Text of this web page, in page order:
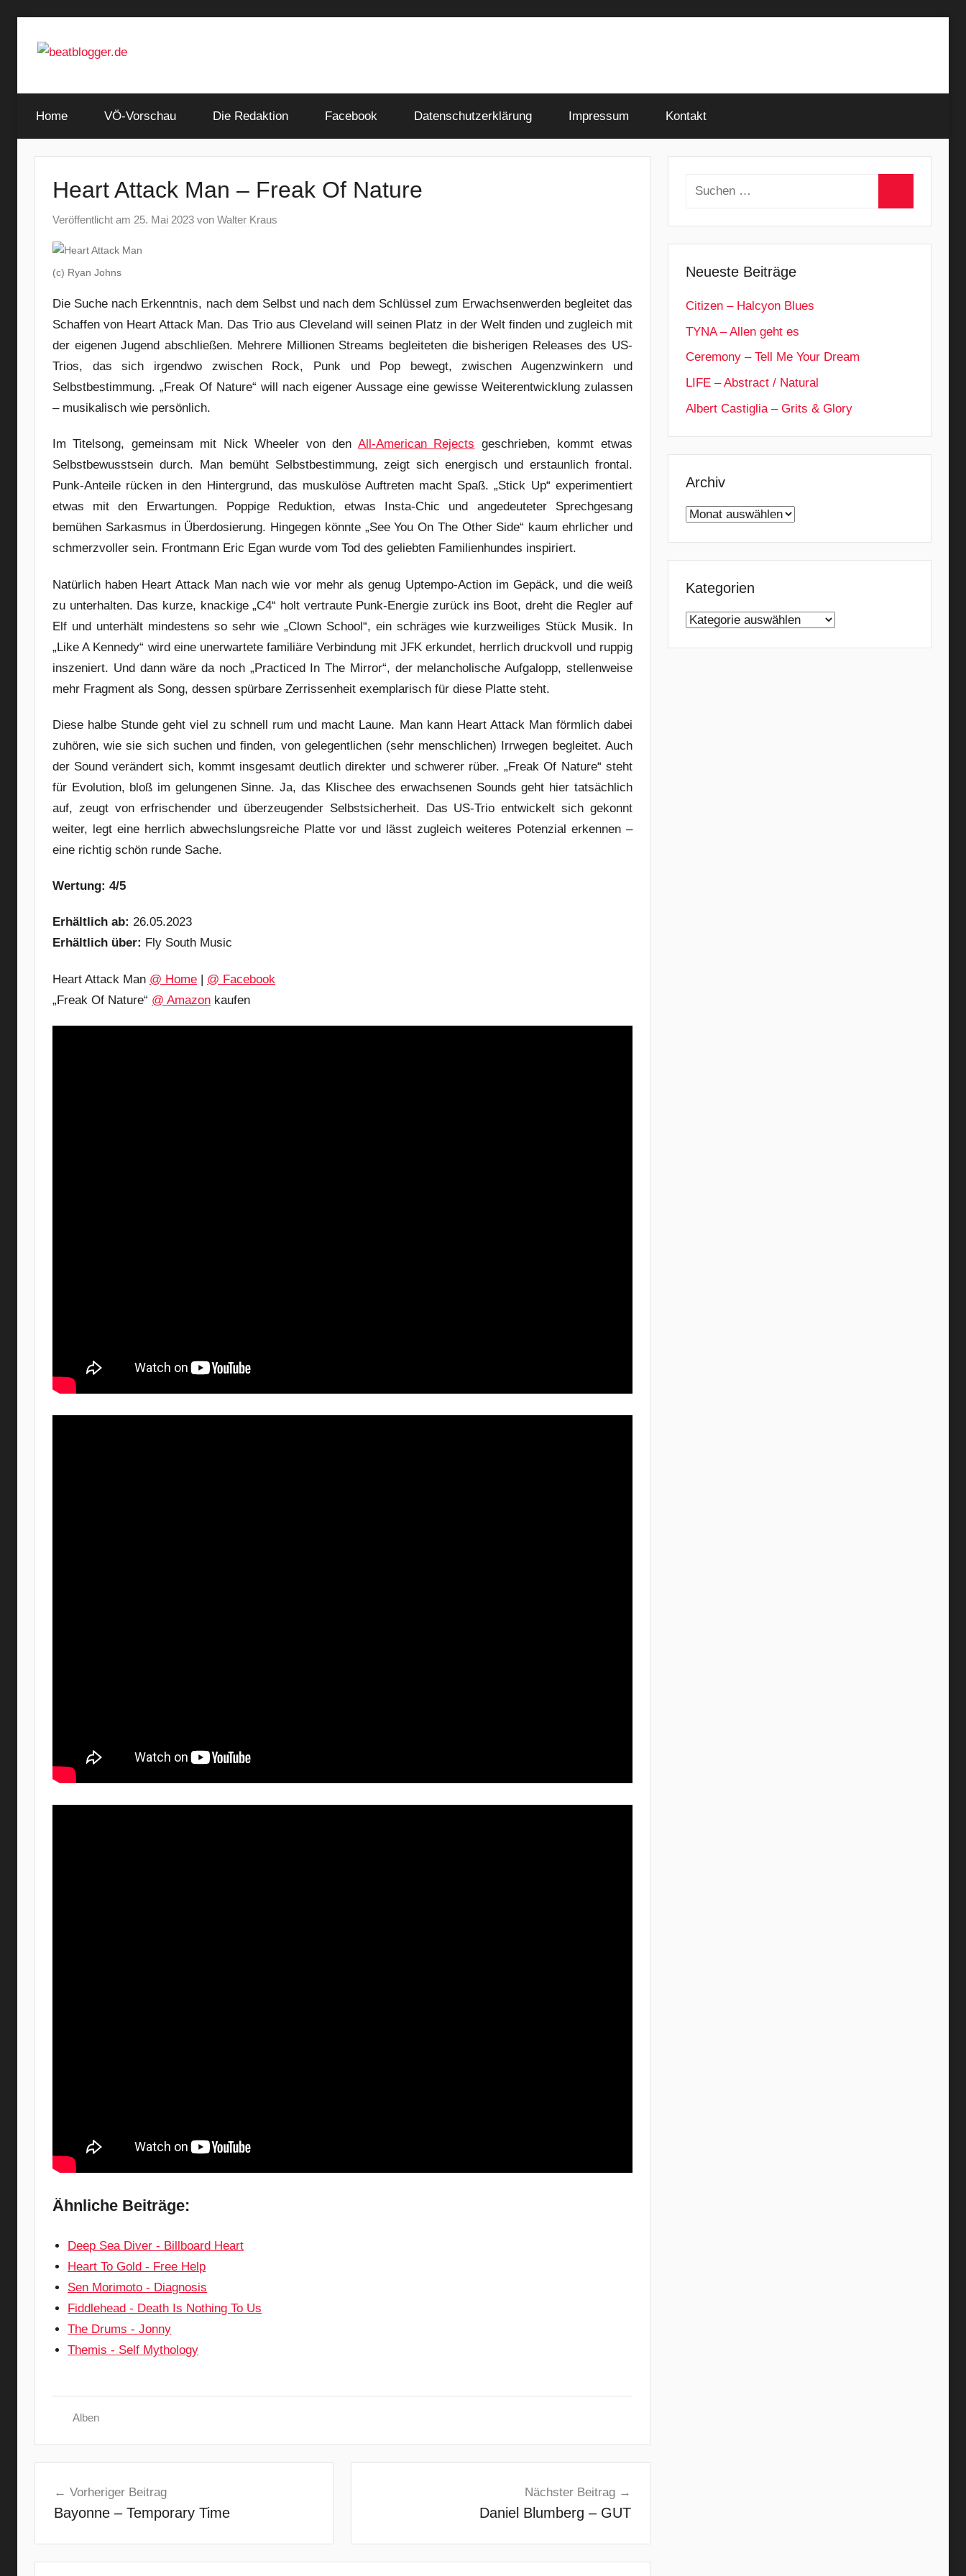
Inhalt
beatblogger.de
and
the
Home VÖ-Vorschau Die Redaktion Facebook Datenschutzerklärung Impressum Kontakt
Heart Attack Man – Freak Of Nature
Veröffentlicht am 25. Mai 2023 von Walter Kraus
(c) Ryan Johns
Die Suche nach Erkenntnis, nach dem Selbst und nach dem Schlüssel zum Erwachsenwerden begleitet das
Schaffen von Heart Attack Man. Das Trio aus Cleveland will seinen Platz in der Welt finden und zugleich mit
der eigenen Jugend abschließen. Mehrere Millionen Streams begleiteten die bisherigen Releases des US-
Trios, das sich irgendwo zwischen Rock, Punk und Pop bewegt, zwischen Augenzwinkern und
Selbstbestimmung. „Freak Of Nature“ will nach eigener Aussage eine gewisse Weiterentwicklung zulassen
– musikalisch wie persönlich.
Im Titelsong, gemeinsam mit Nick Wheeler von den All-American Rejects geschrieben, kommt etwas
Selbstbewusstsein durch. Man bemüht Selbstbestimmung, zeigt sich energisch und erstaunlich frontal.
Punk-Anteile rücken in den Hintergrund, das muskulöse Auftreten macht Spaß. „Stick Up“ experimentiert
etwas mit den Erwartungen. Poppige Reduktion, etwas Insta-Chic und angedeuteter Sprechgesang
bemühen Sarkasmus in Überdosierung. Hingegen könnte „See You On The Other Side“ kaum ehrlicher und
schmerzvoller sein. Frontmann Eric Egan wurde vom Tod des geliebten Familienhundes inspiriert.
Natürlich haben Heart Attack Man nach wie vor mehr als genug Uptempo-Action im Gepäck, und die weiß
zu unterhalten. Das kurze, knackige „C4“ holt vertraute Punk-Energie zurück ins Boot, dreht die Regler auf
Elf und unterhält mindestens so sehr wie „Clown School“, ein schräges wie kurzweiliges Stück Musik. In
„Like A Kennedy“ wird eine unerwartete familiäre Verbindung mit JFK erkundet, herrlich druckvoll und ruppig
inszeniert. Und dann wäre da noch „Practiced In The Mirror“, der melancholische Aufgalopp, stellenweise
mehr Fragment als Song, dessen spürbare Zerrissenheit exemplarisch für diese Platte steht.
Diese halbe Stunde geht viel zu schnell rum und macht Laune. Man kann Heart Attack Man förmlich dabei
zuhören, wie sie sich suchen und finden, von gelegentlichen (sehr menschlichen) Irrwegen begleitet. Auch
der Sound verändert sich, kommt insgesamt deutlich direkter und schwerer rüber. „Freak Of Nature“ steht
für Evolution, bloß im gelungenen Sinne. Ja, das Klischee des erwachsenen Sounds geht hier tatsächlich
auf, zeugt von erfrischender und überzeugender Selbstsicherheit. Das US-Trio entwickelt sich gekonnt
weiter, legt eine herrlich abwechslungsreiche Platte vor und lässt zugleich weiteres Potenzial erkennen –
eine richtig schön runde Sache.
Wertung: 4/5
Erhältlich ab: 26.05.2023
Erhältlich über: Fly South Music
Heart Attack Man @ Home | @ Facebook
„Freak Of Nature“ @ Amazon kaufen
Ähnliche Beiträge:
Deep Sea Diver - Billboard Heart
Heart To Gold - Free Help
Sen Morimoto - Diagnosis
Fiddlehead - Death Is Nothing To Us
The Drums - Jonny
Themis - Self Mythology
Alben
e
Vorheriger Beitrag
Bayonne – Temporary Time
Nächster Beitrag
Daniel Blumberg – GUT
Suchen
Neueste Beiträge
Citizen – Halcyon Blues
TYNA – Allen geht es
Ceremony – Tell Me Your Dream
LIFE – Abstract / Natural
Albert Castiglia – Grits & Glory
Archiv
Archiv
Kategorien
Kategorien